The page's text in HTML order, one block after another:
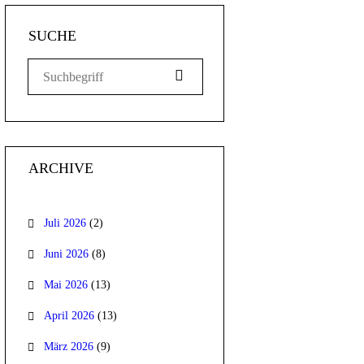
SUCHE
ARCHIVE
Juli 2026(2)
Juni 2026(8)
Mai 2026(13)
April 2026(13)
März 2026(9)